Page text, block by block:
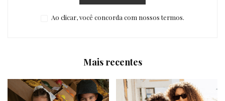
Ao clicar, você concorda com nossos termos.
Mais recentes